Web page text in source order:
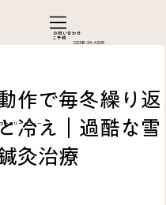
お問い合わ​せ
ご予約
0238-24-4525
作で毎冬繰り返
冷え｜過酷な雪
灸治療
カテゴリーメニュー